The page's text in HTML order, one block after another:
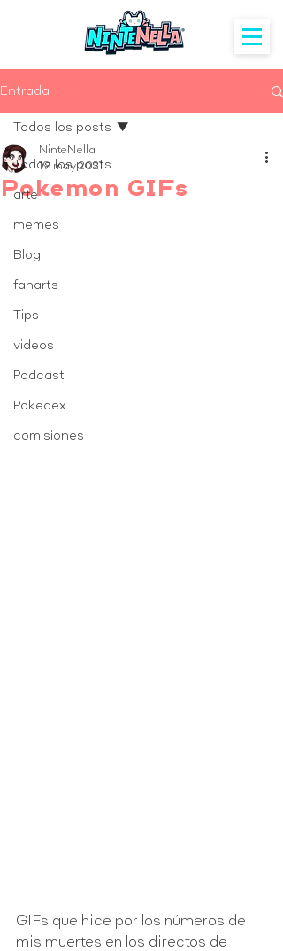
Entrada
Todos los posts
arte
memes
Blog
fanarts
Tips
videos
Podcast
Pokedex
comisiones
Todos los posts
Pokemon GIFs
NinteNella
19 may 2021
GIFs que hice por los números de
mis muertes en los directos de